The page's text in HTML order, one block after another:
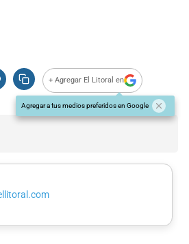
+ Agregar El Litoral en
Agregar a tus medios preferidos en Google